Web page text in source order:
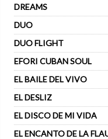
DREAMS
DUO
DUO FLIGHT
EFORI CUBAN SOUL
EL BAILE DEL VIVO
EL DESLIZ
EL DISCO DE MI VIDA
EL ENCANTO DE LA